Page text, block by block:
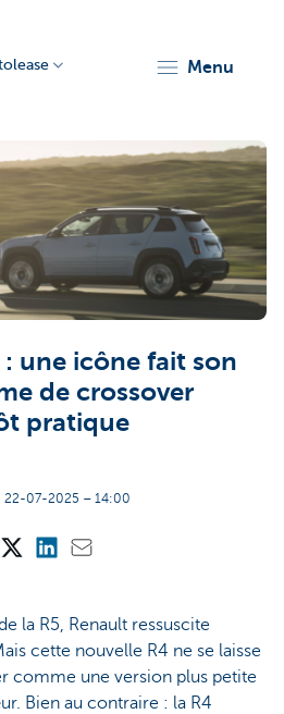
menu
: une icône fait son
de crossover
pratique
22-07-2025 – 14:00
la R5, Renault ressuscite
cette nouvelle R4 ne se laisse
comme une version plus petite
Bien au contraire : la R4